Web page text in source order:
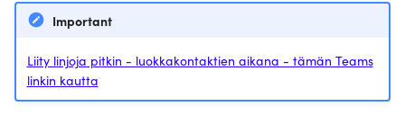
Silmukan havaitseminen,
Tree
staattinen reititys
Fyysinen osuus
Important
Liity linjoja pitkin - luokkakontaktien aikana - tämän Teams
linkin kautta